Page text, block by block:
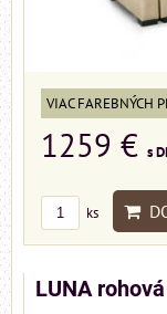
VIAC FAREBNÝCH
1259 € s
ks
LUNA